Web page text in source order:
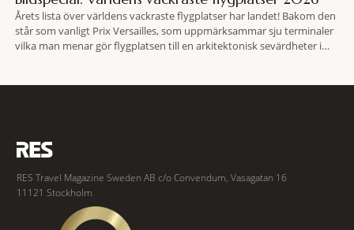
Årets lista över världens vackraste flygplatser har landet! Bakom den
står som vanligt Prix ​​Versailles, som uppmärksammar sju terminaler
vilka man menar gör flygplatsen till en arkitektonisk sevärdheter i
RES Travel Magazine Sweden AB c/o Convendum, Vasagatan 16
11121 Stockholm